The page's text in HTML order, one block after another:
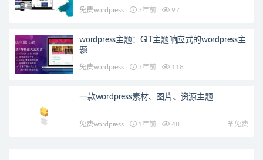
免费wordpress 3年前 97
wordpress主题：GIT主题响应式的wordpress主
题
免费wordpress 3年前 118
一款wordpress素材、图片、资源主题
免费wordpress 1年前 48 免费